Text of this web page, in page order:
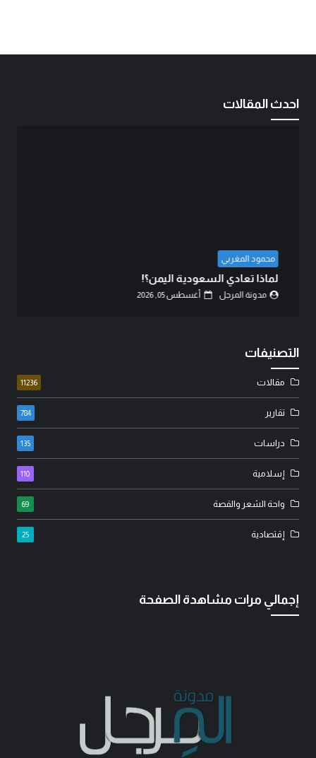
احدث المقالات
محمود المغربي
لماذا تعادي السعودية اليمن؟!
مدونة المرجل أغسطس 05, 2026
التصنيفات
مقالات 11236
تقارير 784
دراسات 135
إسلامية 110
واحة الشعر والقصة 69
إقتصادية 25
إجمالي مرات مشاهدة الصفحة